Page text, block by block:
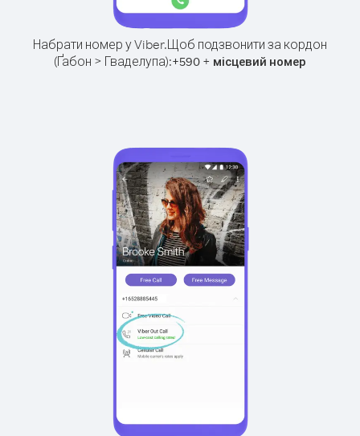
Набрати номер у Viber.Щоб подзвонити за кордон
(Ґабон > Гваделупа):+590 + місцевий номер